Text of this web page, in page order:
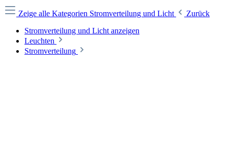
Zeige alle Kategorien Stromverteilung und Licht
Zurück
Stromverteilung und Licht anzeigen
Leuchten
Stromverteilung